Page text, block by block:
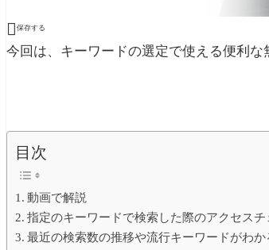
 保存する
今回は、キーワードの選定で使える便利な
目次
動画で解説
指定のキーワードで検索した際のアクセスチ
最近の検索数の推移や流行キーワードがわか